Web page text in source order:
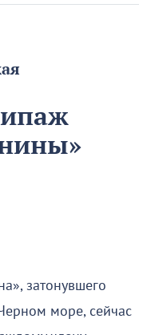
затонувшего
море, сейчас